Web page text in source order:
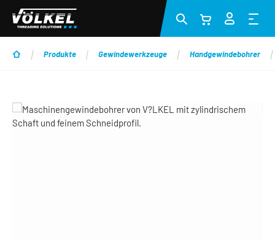
Zum Hauptinhalt springen
Produkte Gewindewerkzeuge Handgewindebohrer
Bildergalerie überspringen